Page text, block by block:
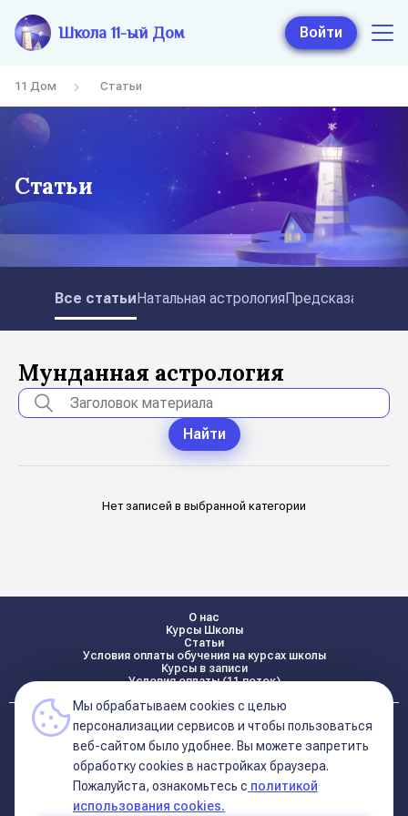
Школа 11-ый Дом Войти
11 Дом Статьи
Статьи
Все статьиНатальная астрология
Мунданная астрология
Найти
Нет записей в выбранной категории
О нас
Курсы Школы
Статьи
Условия оплаты обучения на курсах школы
Курсы в записи
Условия оплаты (11 поток)
Реквизиты
Контакты
Политика конфиденциальности
Договор оферта (соглашение)
+7 495 681 02 96
Мы обрабатываем cookies с целью
персонализации сервисов и чтобы пользоваться
веб-сайтом было удобнее. Вы можете запретить
обработку сookies в настройках браузера.
Пожалуйста, ознакомьтесь с политикой
использования cookies.